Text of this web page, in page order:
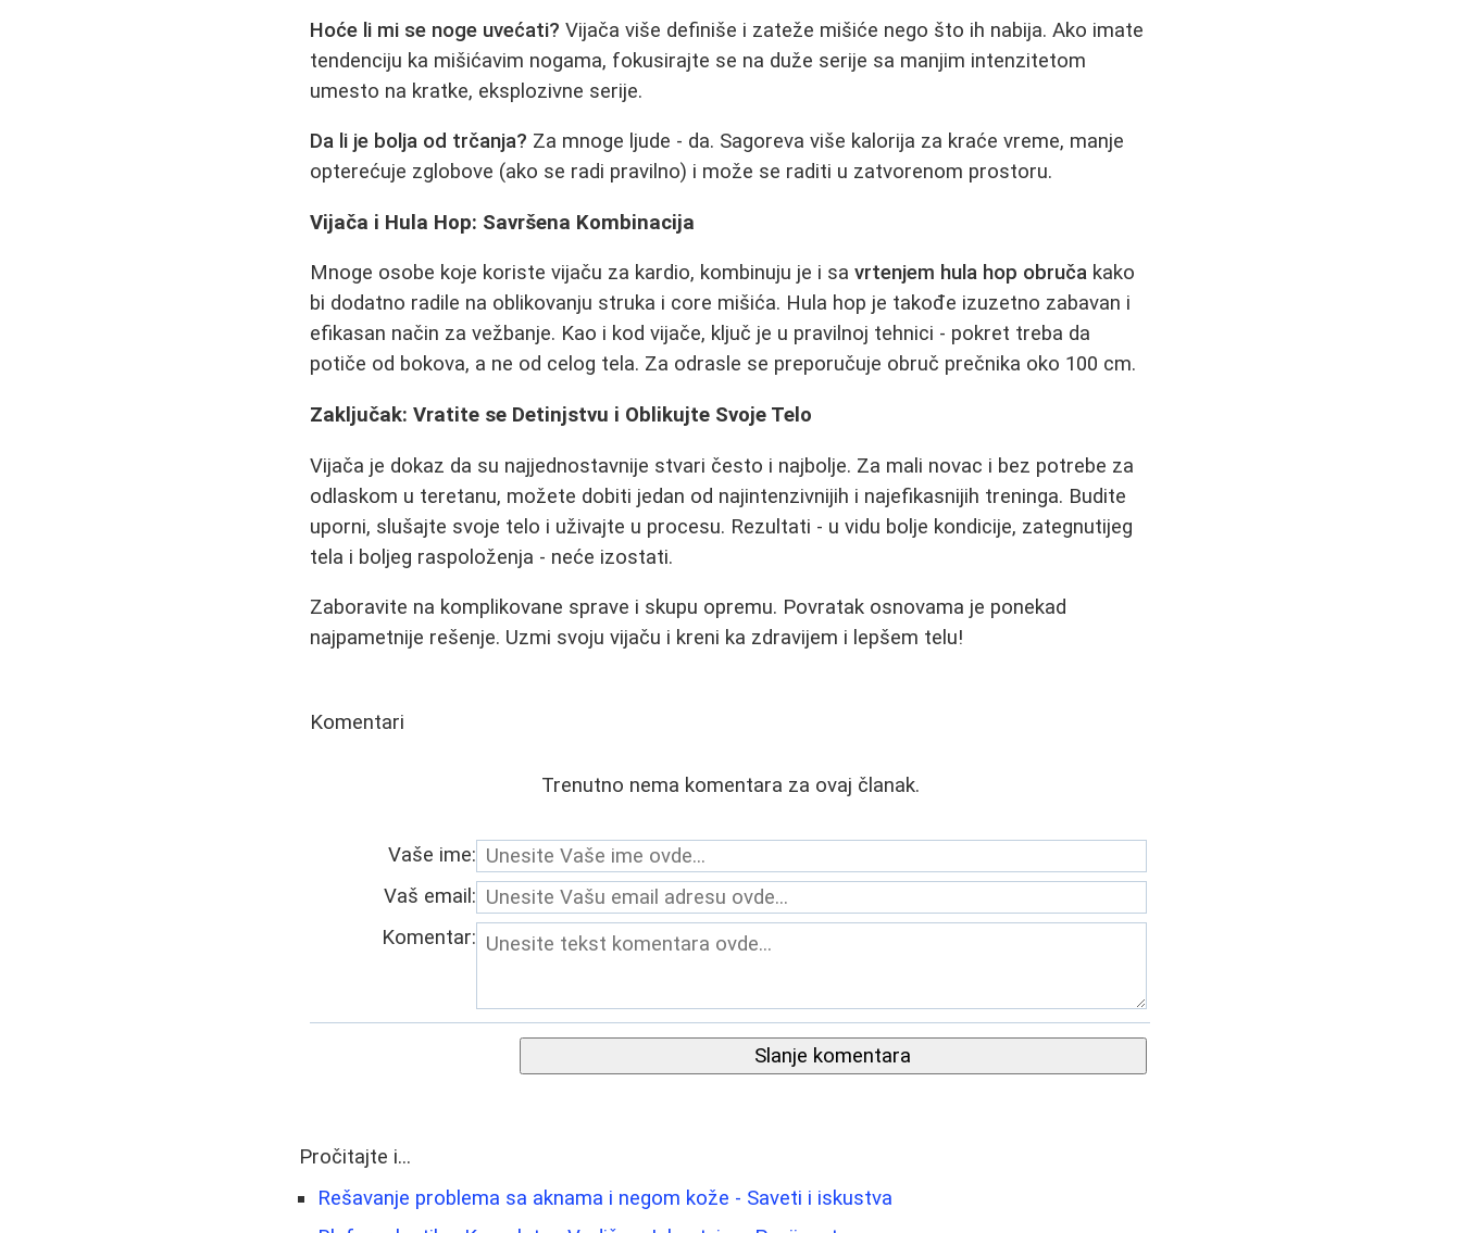
Hoće li mi se noge uvećati? Vijača više definiše i zateže mišiće nego što ih nabija. Ako imate
tendenciju ka mišićavim nogama, fokusirajte se na duže serije sa manjim intenzitetom
umesto na kratke, eksplozivne serije.
Da li je bolja od trčanja? Za mnoge ljude - da. Sagoreva više kalorija za kraće vreme, manje
opterećuje zglobove (ako se radi pravilno) i može se raditi u zatvorenom prostoru.
Vijača i Hula Hop: Savršena Kombinacija
Mnoge osobe koje koriste vijaču za kardio, kombinuju je i savrtenjem hula hop obruča kako
bi dodatno radile na oblikovanju struka i core mišića. Hula hop je takođe izuzetno zabavan i
efikasan način za vežbanje. Kao i kod vijače, ključ je u pravilnoj tehnici - pokret treba da
potiče od bokova, a ne od celog tela. Za odrasle se preporučuje obruč prečnika oko 100 cm.
Zaključak: Vratite se Detinjstvu i Oblikujte Svoje Telo
Vijača je dokaz da su najjednostavnije stvari često i najbolje. Za mali novac i bez potrebe za
odlaskom u teretanu, možete dobiti jedan od najintenzivnijih i najefikasnijih treninga. Budite
uporni, slušajte svoje telo i uživajte u procesu. Rezultati - u vidu bolje kondicije, zategnutijeg
tela i boljeg raspoloženja - neće izostati.
Zaboravite na komplikovane sprave i skupu opremu. Povratak osnovama je ponekad
najpametnije rešenje. Uzmi svoju vijaču i kreni ka zdravijem i lepšem telu!
Komentari
Trenutno nema komentara za ovaj članak.
Vaše ime:
Vaš email:
Komentar:
Slanje komentara
Pročitajte i...
Rešavanje problema sa aknama i negom kože - Saveti i iskustva